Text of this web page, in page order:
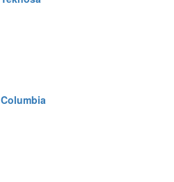
Columbia